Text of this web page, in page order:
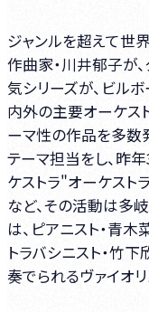
ジャンルを超えて世
作曲家・川井郁子が
気シリーズが、ビル
内外の主要オーケス
ーマ性の作品を多数
テーマ担当をし、昨
ケストラ"オーケスト
など、その活動は多
は、ピアニスト・青
トラバシニスト・竹
奏でられるヴァイオ